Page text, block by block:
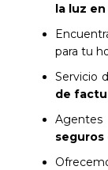
la luz
para tu
Servicio
de
seguros